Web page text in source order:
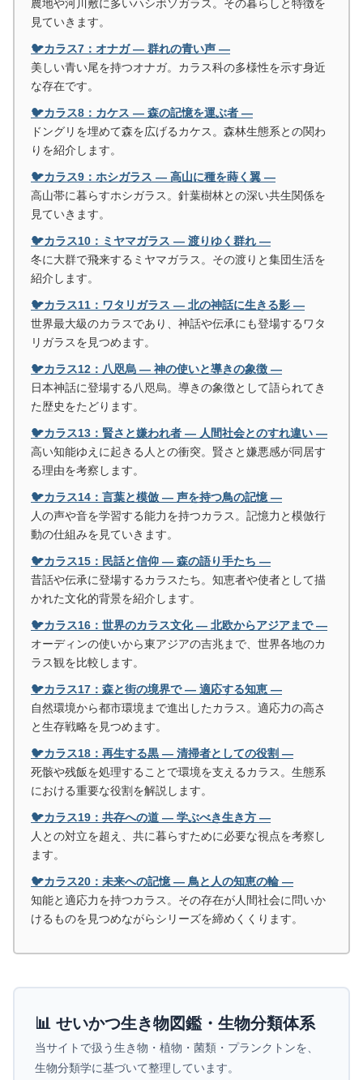
農地や河川敷に多いハシボソガラス。その暮らしと特徴を
見ていきます。
🐦カラス7：オナガ ― 群れの青い声 ―
美しい青い尾を持つオナガ。カラス科の多様性を示す身近
な存在です。
🐦カラス8：カケス ― 森の記憶を運ぶ者 ―
ドングリを埋めて森を広げるカケス。森林生態系との関わ
りを紹介します。
🐦カラス9：ホシガラス ― 高山に種を蒔く翼 ―
高山帯に暮らすホシガラス。針葉樹林との深い共生関係を
見ていきます。
🐦カラス10：ミヤマガラス ― 渡りゆく群れ ―
冬に大群で飛来するミヤマガラス。その渡りと集団生活を
紹介します。
🐦カラス11：ワタリガラス ― 北の神話に生きる影 ―
世界最大級のカラスであり、神話や伝承にも登場するワタ
リガラスを見つめます。
🐦カラス12：八咫烏 ― 神の使いと導きの象徴 ―
日本神話に登場する八咫烏。導きの象徴として語られてき
た歴史をたどります。
🐦カラス13：賢さと嫌われ者 ― 人間社会とのすれ違い ―
高い知能ゆえに起きる人との衝突。賢さと嫌悪感が同居す
る理由を考察します。
🐦カラス14：言葉と模倣 ― 声を持つ鳥の記憶 ―
人の声や音を学習する能力を持つカラス。記憶力と模倣行
動の仕組みを見ていきます。
🐦カラス15：民話と信仰 ― 森の語り手たち ―
昔話や伝承に登場するカラスたち。知恵者や使者として描
かれた文化的背景を紹介します。
🐦カラス16：世界のカラス文化 ― 北欧からアジアまで ―
オーディンの使いから東アジアの吉兆まで、世界各地のカ
ラス観を比較します。
🐦カラス17：森と街の境界で ― 適応する知恵 ―
自然環境から都市環境まで進出したカラス。適応力の高さ
と生存戦略を見つめます。
🐦カラス18：再生する黒 ― 清掃者としての役割 ―
死骸や残飯を処理することで環境を支えるカラス。生態系
における重要な役割を解説します。
🐦カラス19：共存への道 ― 学ぶべき生き方 ―
人との対立を超え、共に暮らすために必要な視点を考察し
ます。
🐦カラス20：未来への記憶 ― 鳥と人の知恵の輪 ―
知能と適応力を持つカラス。その存在が人間社会に問いか
けるものを見つめながらシリーズを締めくくります。
📊 せいかつ生き物図鑑・生物分類体系
当サイトで扱う生き物・植物・菌類・プランクトンを、
生物分類学に基づいて整理しています。